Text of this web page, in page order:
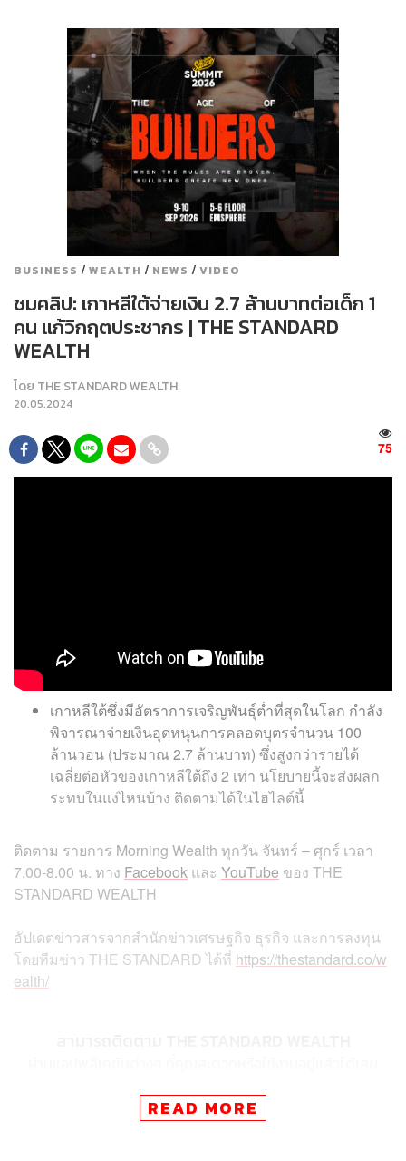
BUSINESS / WEALTH / NEWS / VIDEO
ชมคลิป: เกาหลีใต้จ่ายเงิน 2.7 ล้านบาทต่อเด็ก 1
คน แก้วิกฤตประชากร | THE STANDARD
WEALTH
โดย THE STANDARD WEALTH
20.05.2024
75
เกาหลีใต้ซึ่งมีอัตราการเจริญพันธุ์ต่ำที่สุดในโลก กำลัง
พิจารณาจ่ายเงินอุดหนุนการคลอดบุตรจำนวน 100
ล้านวอน (ประมาณ 2.7 ล้านบาท) ซึ่งสูงกว่ารายได้
เฉลี่ยต่อหัวของเกาหลีใต้ถึง 2 เท่า นโยบายนี้จะส่งผลก
ระทบในแง่ไหนบ้าง ติดตามได้ในไฮไลต์นี้
ติดตาม รายการ Morning Wealth ทุกวัน จันทร์ – ศุกร์ เวลา
7.00-8.00 น. ทาง Facebook และ YouTube ของ THE
STANDARD WEALTH
อัปเดตข่าวสารจากสำนักข่าวเศรษฐกิจ ธุรกิจ และการลงทุน
โดยทีมข่าว THE STANDARDได้ที่ https://thestandard.co/w
ealth/
READ MORE